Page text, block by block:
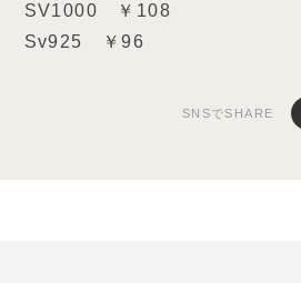
SV1000 ￥108
Sv925 ￥96
SNSでSHARE